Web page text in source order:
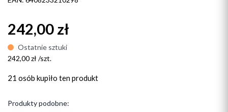
242,00 zł
Ostatnie sztuki
242,00 zł /szt.
21 osób kupiło ten produkt
Produkty podobne: